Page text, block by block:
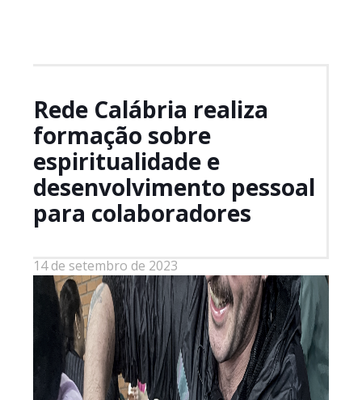
Rede Calábria realiza
formação sobre
espiritualidade e
desenvolvimento pessoal
para colaboradores
14 de setembro de 2023